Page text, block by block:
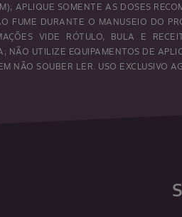
APLIQUE SOMENTE AS DOSES
FUME DURANTE O MANUSEIO DO
VIDE RÓTULO, BULA E
NÃO UTILIZE EQUIPAMENTOS DE
NÃO SOUBER LER. USO EXCLUSIVO